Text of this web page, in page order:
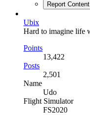
Report Content
Ubix
Hard to imagine life
Points
13,422
Posts
2,501
Name
Udo
Flight Simulator
FS2020